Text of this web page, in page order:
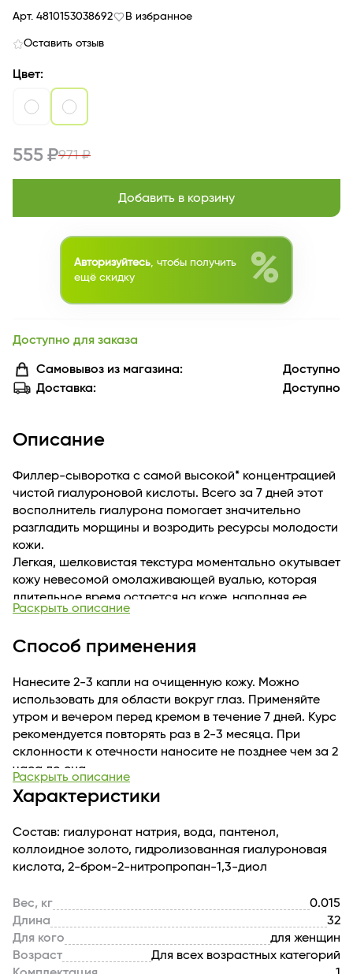
Арт. 4810153038692 В избранное
Оставить отзыв
Цвет:
555 ₽971 ₽
Добавить в корзину
Авторизуйтесь , чтобы получить
ещё скидку
%
Доступно для заказа
Самовывоз из магазина:
Доступно
Доставка:
Доступно
Описание
Филлер-сыворотка с самой высокой* концентрацией
чистой гиалуроновой кислоты. Всего за 7 дней этот
восполнитель гиалурона помогает значительно
разгладить морщины и возродить ресурсы молодости
кожи.
Легкая, шелковистая текстура моментально окутывает
кожу невесомой омолаживающей вуалью, которая
длительное время остается на коже, наполняя ее
необходимой гиалуроновой кислотой и другими
из других внешних источников.
Раскрыть описание
Способ применения
Нанесите 2-3 капли на очищенную кожу. Можно
использовать для области вокруг глаз. Применяйте
утром и вечером перед кремом в течение 7 дней. Курс
рекомендуется повторять раз в 2-3 месяца. При
склонности к отечности наносите не позднее чем за 2
часа до сна.
Раскрыть описание
Характеристики
Состав: гиалуронат натрия, вода, пантенол,
коллоидное золото, гидролизованная гиалуроновая
кислота, 2-бром-2-нитропропан-1,3-диол
Вес, кг
0.015
Длина
32
Для кого
для женщин
Возраст
Для всех возрастных категорий